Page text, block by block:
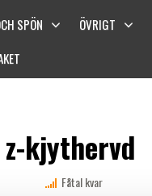
SPÖN ÖVRIGT
z-kjythervd
Fåtal kvar